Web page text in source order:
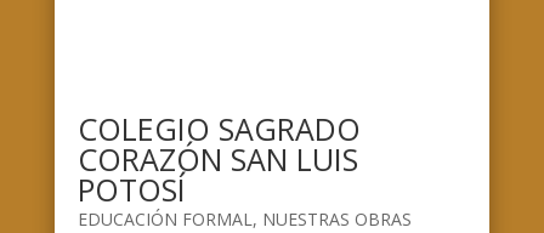
COLEGIO SAGRADO
CORAZÓN SAN LUIS
POTOSÍ
EDUCACIÓN FORMAL, NUESTRAS OBRAS